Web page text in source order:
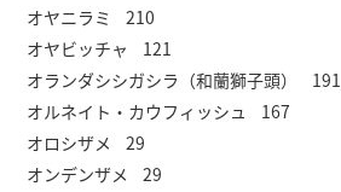
オヤニラミ 210
オヤビッチャ 121
オランダシシガシラ（和蘭獅子頭） 191
オルネイト・カウフィッシュ 167
オロシザメ 29
オンデンザメ 29